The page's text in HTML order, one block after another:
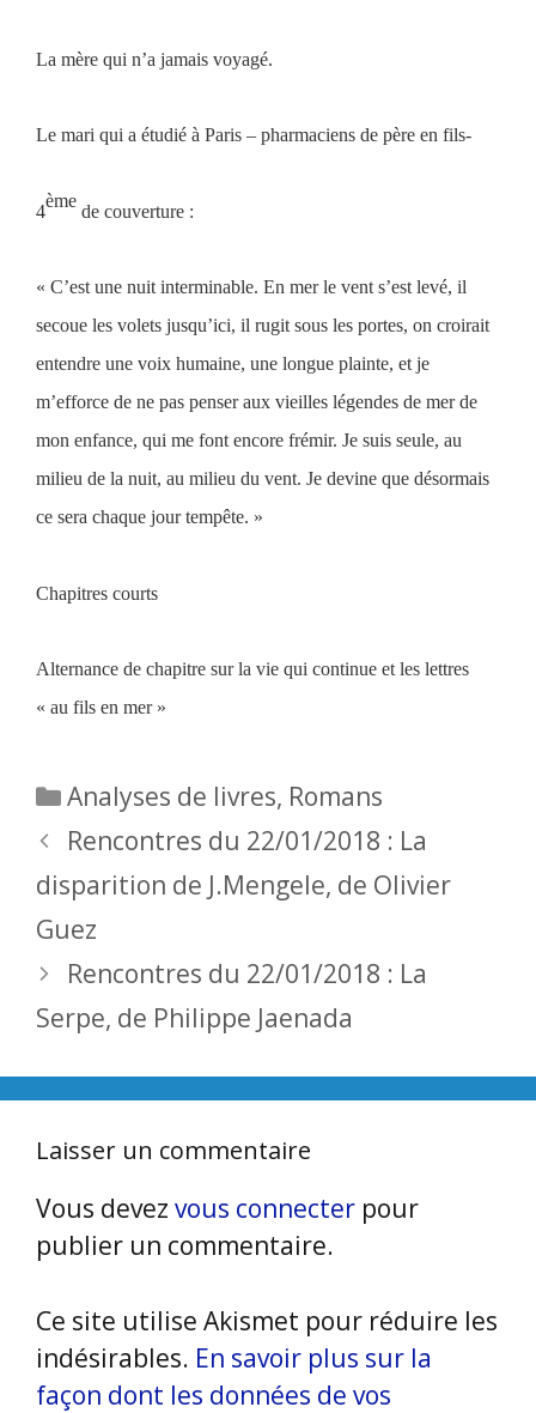
La mère qui n’a jamais voyagé.
Le mari qui a étudié à Paris – pharmaciens de père en fils-
4ème de couverture :
« C’est une nuit interminable. En mer le vent s’est levé, il
secoue les volets jusqu’ici, il rugit sous les portes, on croirait
entendre une voix humaine, une longue plainte, et je
m’efforce de ne pas penser aux vieilles légendes de mer de
mon enfance, qui me font encore frémir. Je suis seule, au
milieu de la nuit, au milieu du vent. Je devine que désormais
ce sera chaque jour tempête. »
Chapitres courts
Alternance de chapitre sur la vie qui continue et les lettres
« au fils en mer»
Catégories
Analyses de livres, Romans
Rencontres du 22/01/2018 : La
disparition de J.Mengele, de Olivier
Guez
Rencontres du 22/01/2018 : La
Serpe, de Philippe Jaenada
Laisser un commentaire
Vous devez vous connecter pour
publier un commentaire.
Ce site utilise Akismet pour réduire les
indésirables. En savoir plus sur la
façon dont les données de vos